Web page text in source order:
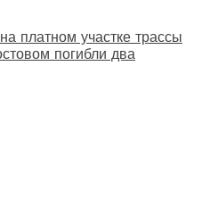
платном участке трассы
погибли два